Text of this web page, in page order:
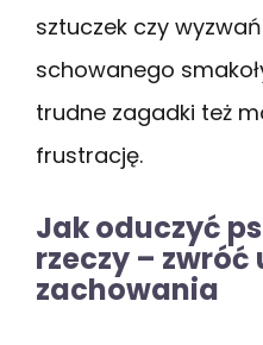
sztuczek czy
schowanego
trudne zagadki też
frustrację.
Jak oduczyć
rzeczy –
zachowania